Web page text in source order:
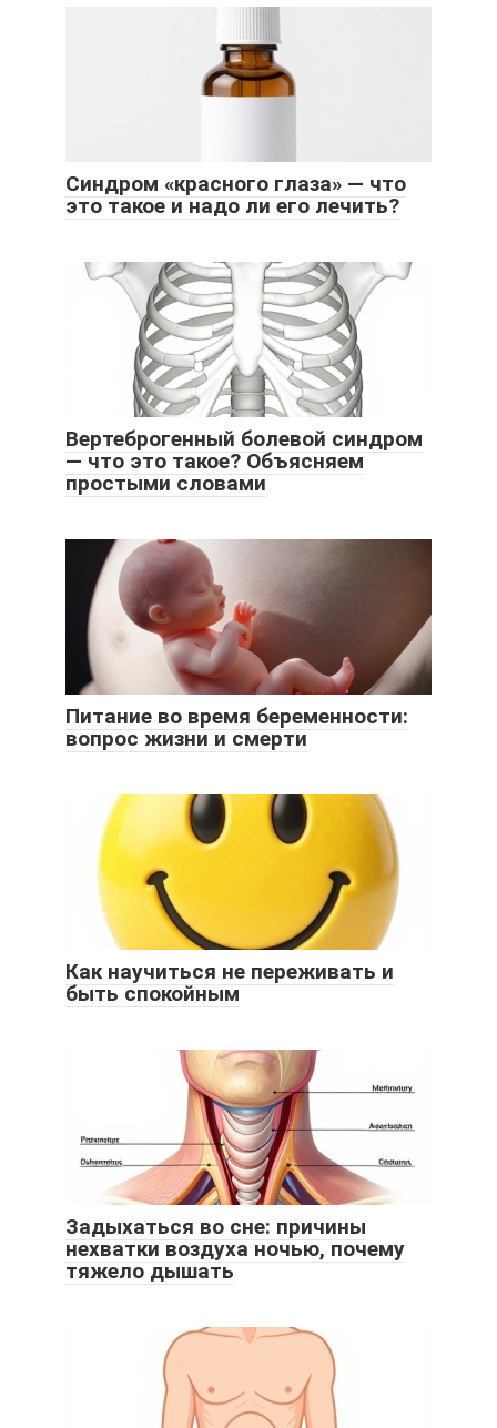
Синдром «красного глаза» — что
это такое и надо ли его лечить?
Вертеброгенный болевой синдром
— что это такое? Объясняем
простыми словами
Питание во время беременности:
вопрос жизни и смерти
Как научиться не переживать и
быть спокойным
Задыхаться во сне: причины
нехватки воздуха ночью, почему
тяжело дышать